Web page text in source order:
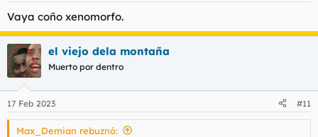
:
Vaya coño xenomorfo.
el viejo dela montaña
Muerto por dentro
17 Feb 2023 #11
Max_Demian rebuznó: